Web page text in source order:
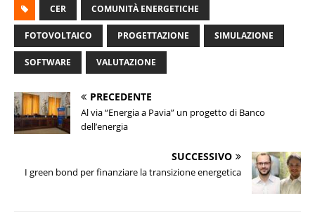
CER COMUNITÀ ENERGETICHE
FOTOVOLTAICO PROGETTAZIONE SIMULAZIONE
SOFTWARE VALUTAZIONE
PRECEDENTE
Al via “Energia a Pavia” un progetto di Banco
dell’energia
SUCCESSIVO
I green bond per finanziare la transizione energetica